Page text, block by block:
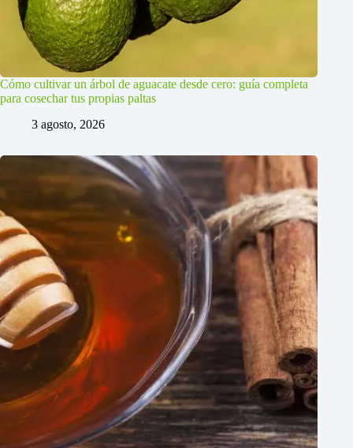
Cómo cultivar un árbol de aguacate desde cero: guía completa
para cosechar tus propias paltas
3 agosto, 2026